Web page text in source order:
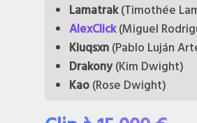
Lamatrak(Timothée
AlexClick (Miguel
Kiuqsxn (Pablo Luján
Drakony(Kim Dwight)
Kao (Rose Dwight)